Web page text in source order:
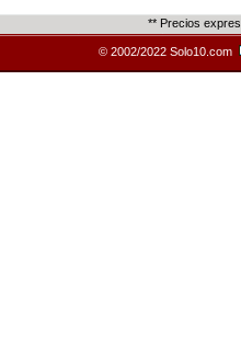
** Precios
© 2002/2022 Solo10.com